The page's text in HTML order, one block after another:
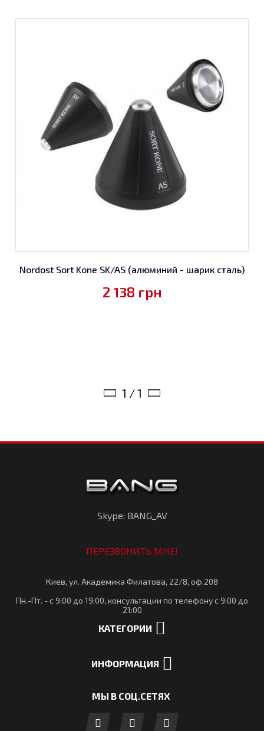
Nordost Sort Kone SK/AS (алюминий - шарик сталь)
2 138 грн
1 / 1
Skype: BANG_AV
ПЕРЕЗВОНИТЬ МНЕ!
Киев, ул. Академика Филатова, 22/8, оф.208
Пн.-Пт. - с 9:00 до 19:00, консультации по телефону с 9:00 до
21:00
КАТЕГОРИИ
ИНФОРМАЦИЯ
МЫ В СОЦ.СЕТЯХ